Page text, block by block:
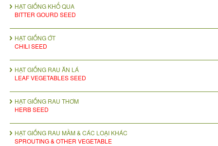
HẠT GIỐNG KHỔ QUA
BITTER GOURD SEED
HẠT GIỐNG ỚT
CHILI SEED
HẠT GIỐNG RAU ĂN LÁ
LEAF VEGETABLES SEED
HẠT GIỐNG RAU THƠM
HERB SEED
HẠT GIỐNG RAU MẦM & CÁC LOẠI KHÁC
SPROUTING & OTHER VEGETABLE